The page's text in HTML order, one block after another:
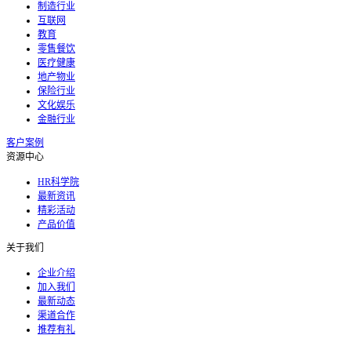
制造行业
互联网
教育
零售餐饮
医疗健康
地产物业
保险行业
文化娱乐
金融行业
客户案例
资源中心
HR科学院
最新资讯
精彩活动
产品价值
关于我们
企业介绍
加入我们
最新动态
渠道合作
推荐有礼